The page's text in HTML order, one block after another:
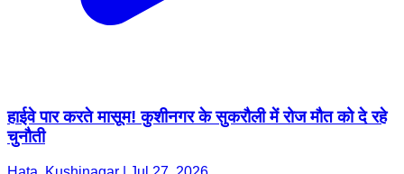
हाईवे पार करते मासूम! कुशीनगर के सुकरौली में रोज मौत को दे रहे
चुनौती